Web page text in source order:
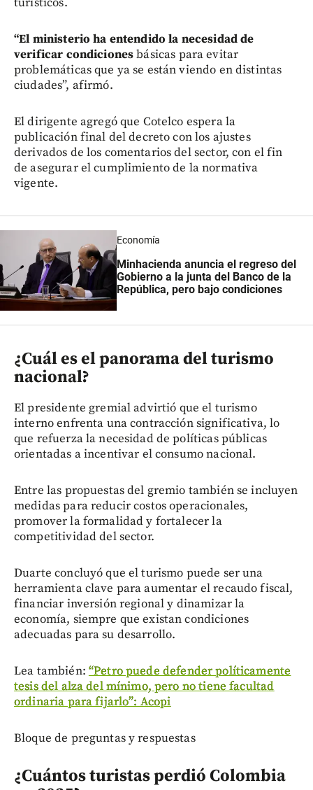
“El ministerio ha entendido la necesidad de
verificar condicionesbásicas para evitar
problemáticas que ya se están viendo en distintas
ciudades”, afirmó.
El dirigente agregó que Cotelco espera la
publicación final del decreto con los ajustes
derivados de los comentarios del sector, con el fin
de asegurar el cumplimiento de la normativa
vigente.
Economía
Minhacienda anuncia el regreso del
Gobierno a la junta del Banco de la
República, pero bajo condiciones
¿Cuál es el panorama del turismo
nacional?
El presidente gremial advirtió que el turismo
interno enfrenta una contracción significativa, lo
que refuerza la necesidad de políticas públicas
orientadas a incentivar el consumo nacional.
Entre las propuestas del gremio también se incluyen
medidas para reducir costos operacionales,
promover la formalidad y fortalecer la
competitividad del sector.
Duarte concluyó que el turismo puede ser una
herramienta clave para aumentar el recaudo fiscal,
financiar inversión regional y dinamizar la
economía, siempre que existan condiciones
adecuadas para su desarrollo.
Lea también: “Petro puede defender políticamente
tesis del alza del mínimo, pero no tiene facultad
ordinaria para fijarlo”: Acopi
Bloque de preguntas y respuestas
¿Cuántos turistas perdió Colombia